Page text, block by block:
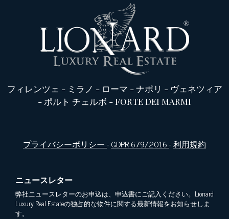
フィレンツェ - ミラノ - ローマ -ナポリ - ヴェネツィア
- ポルト チェルボ -FORTE DEI MARMI
プライバシーポリシー-GDPR 679/2016-利用規約
ニュースレター
弊社ニュースレターのお申込は、申込書にご記入ください。Lionard
Luxury Real Estateの独占的な物件に関する最新情報をお知らせしま
す。